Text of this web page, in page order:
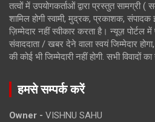
तत्वों में उपयोगकर्ताओं द्वारा प्रस्तुत सामग्री (
शामिल होगी स्वामी, मुद्रक, प्रकाशक,
ज़िम्मेदार नहीं स्वीकार करता है। न्यूज़ पोर्टल
संवाददाता / खबर देने वाला स्वयं जिम्मेदार
की कोई भी जिम्मेदारी नहीं होगी. सभी विवादों का
हमसे सम्पर्क करें
Owner - VISHNU SAHU